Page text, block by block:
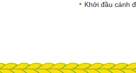
Khởi đầu cánh